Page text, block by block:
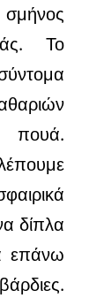
Το
δίπλα
επάνω